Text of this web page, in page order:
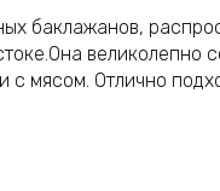
баклажанов,
великолепно
с мясом. Отлично